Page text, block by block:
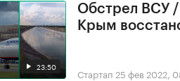
23:50
Обстрел ВСУ /
Крым
Стартап 25 фев 2022,